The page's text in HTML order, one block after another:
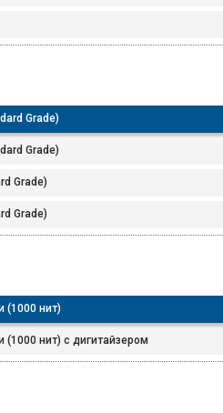
Grade)
Grade)
Grade)
Grade)
(1000 нит)
нит) с дигитайзером